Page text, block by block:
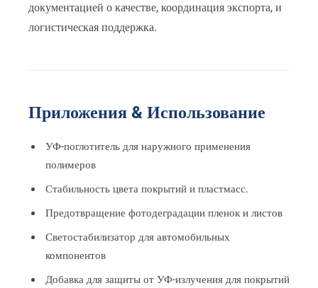
документацией о качестве, координация экспорта, и
логистическая поддержка.
Приложения & Использование
УФ-поглотитель для наружного применения
полимеров
Стабильность цвета покрытий и пластмасс.
Предотвращение фотодеградации пленок и листов
Светостабилизатор для автомобильных
компонентов
Добавка для защиты от УФ-излучения для покрытий